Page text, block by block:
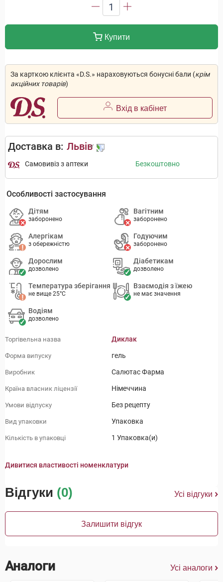
1
Купити
За карткою клієнта «D.S.» нараховуються бонусні бали (крім
акційних товарів)
Вхід в кабінет
Доставка в: Львів
Самовивіз з аптеки Безкоштовно
Особливості застосування
Дітям
заборонено
Вагітним
заборонено
Алергікам
з обережністю
Годуючим
заборонено
Дорослим
дозволено
Діабетикам
дозволено
Температура зберігання
не вище 25°C
Взаємодія з їжею
не має значення
Водіям
дозволено
Торгівельна назва Диклак
Форма випуску гель
Виробник Салютас Фарма
Країна власник ліцензії Німеччина
Умови відпуску Без рецепту
Вид упаковки Упаковка
Кількість в упаковці 1 Упаковка(и)
Дивитися властивості номенклатури
Відгуки (0) Усі відгуки
Залишити відгук
Аналоги Усі аналоги